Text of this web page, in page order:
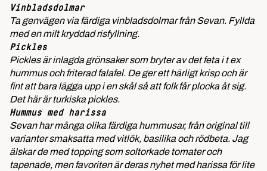
Vinbladsdolmar
Ta genvägen via färdiga vinbladsdolmar från Sevan. Fyllda
med en milt kryddad risfyllning.
Pickles
Pickles är inlagda grönsaker som bryter av det feta i t ex
hummus och friterad falafel. De ger ett härligt krisp och är
fint att bara lägga upp i en skål så att folk får plocka åt sig.
Det här är turkiska pickles.
Hummus med harissa
Sevan har många olika färdiga hummusar, från original till
varianter smaksatta med vitlök, basilika och rödbeta. Jag
älskar de med topping som soltorkade tomater och
tapenade, men favoriten är deras nyhet med harissa för lite